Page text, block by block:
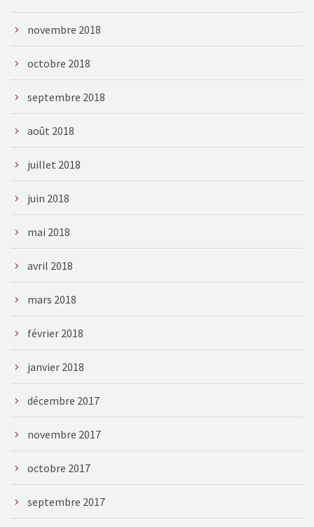
novembre 2018
octobre 2018
septembre 2018
août 2018
juillet 2018
juin 2018
mai 2018
avril 2018
mars 2018
février 2018
janvier 2018
décembre 2017
novembre 2017
octobre 2017
septembre 2017